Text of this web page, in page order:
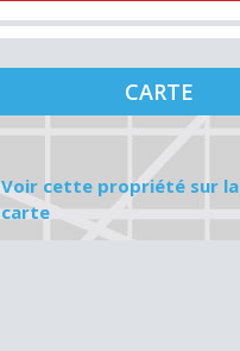
CARTE
Voir cette propriété sur la
carte